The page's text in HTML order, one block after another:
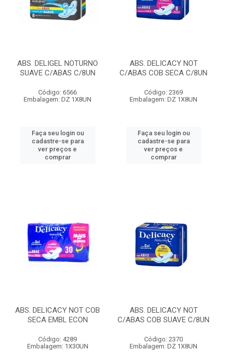
ABS. DELIGEL NOTURNO
SUAVE C/ABAS C/8UN
Código: 6566
Embalagem: DZ 1X8UN
Faça seu login ou
cadastre-se para
ver preços e
comprar
ABS. DELICACY NOT
C/ABAS COB SECA C/8UN
Código: 2369
Embalagem: DZ 1X8UN
Faça seu login ou
cadastre-se para
ver preços e
comprar
ABS. DELICACY NOT COB
SECA EMBL ECON
Código: 4289
Embalagem: 1X30UN
ABS. DELICACY NOT
C/ABAS COB SUAVE C/8UN
Código: 2370
Embalagem: DZ 1X8UN